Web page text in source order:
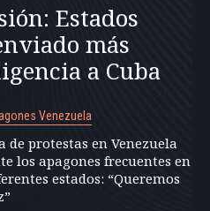
Estados
más
a Cuba
Venezuela
de protestas en Venezuela
los apagones frecuentes en
estados: “Queremos